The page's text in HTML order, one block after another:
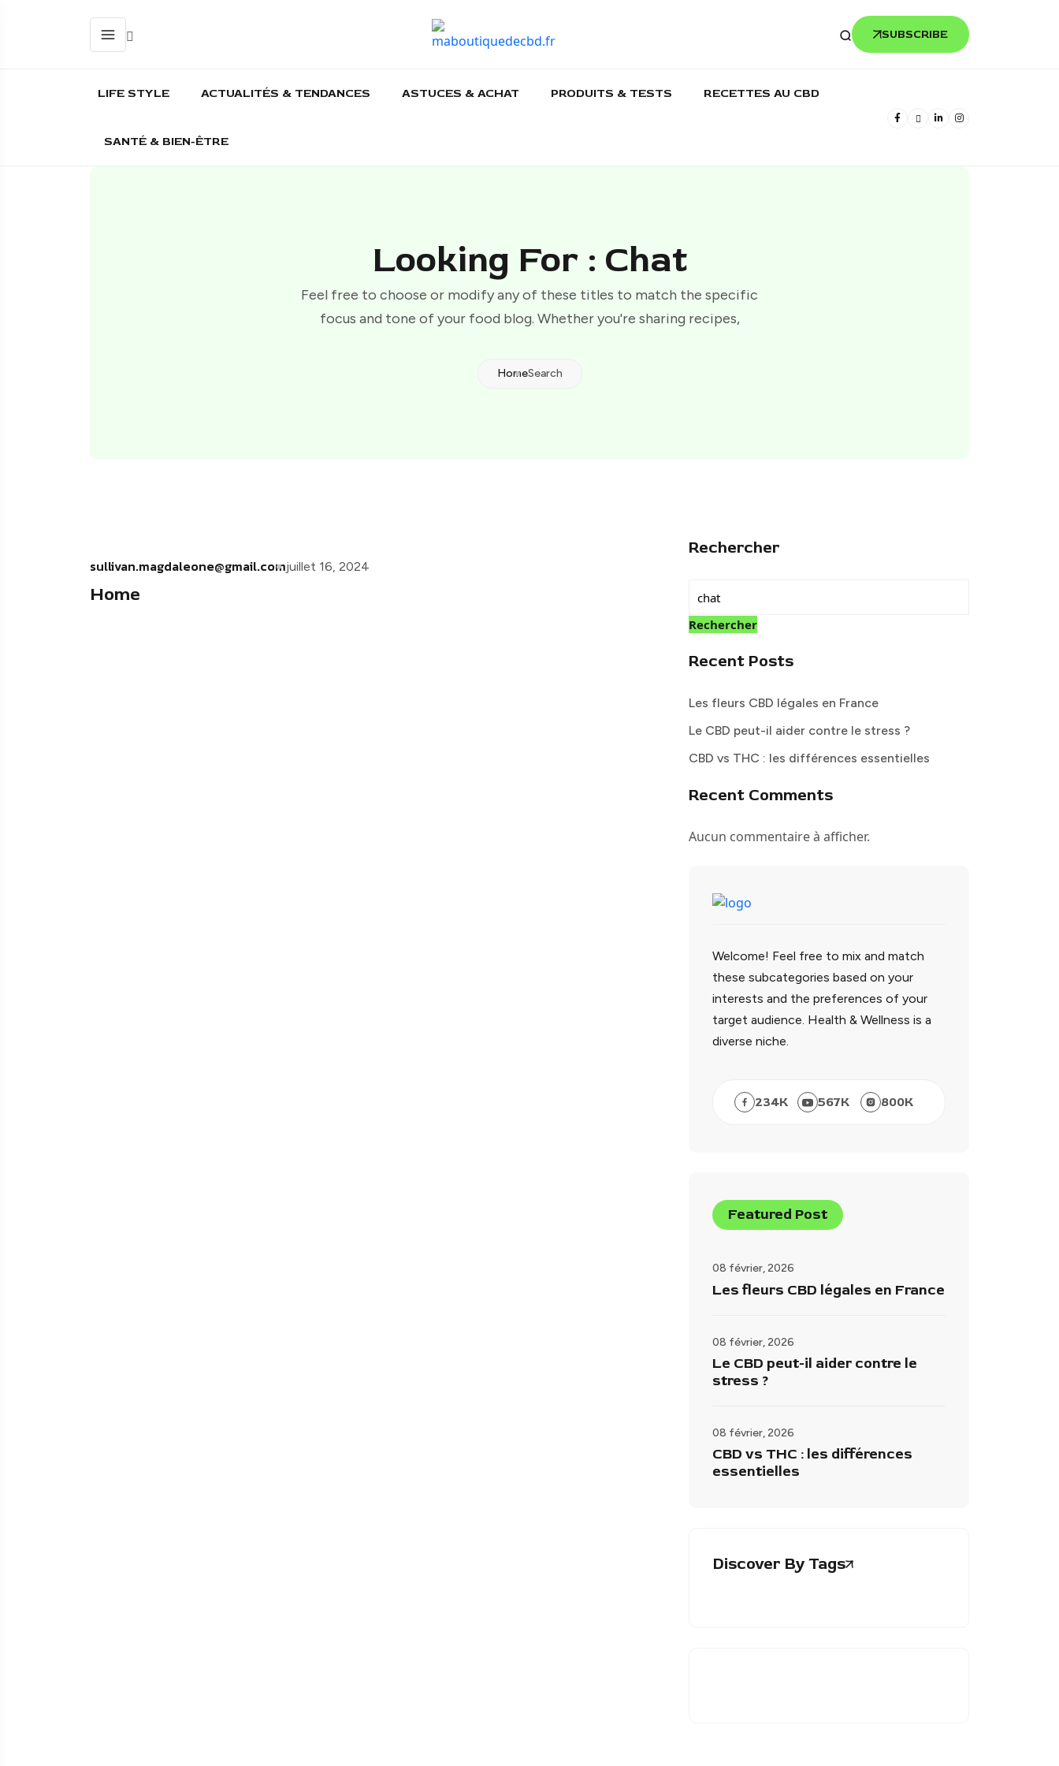
SUBSCRIBE
LIFE STYLE ACTUALITÉS & TENDANCES ASTUCES & ACHAT PRODUITS & TESTS RECETTES AU CBD
SANTÉ & BIEN-ÊTRE
Looking For : Chat
Feel free to choose or modify any of these titles to match the specific
focus and tone of your food blog. Whether you're sharing recipes,
HomeSearch
sullivan.magdaleone@gmail.comjuillet 16, 2024
Home
Rechercher
Rechercher
Recent Posts
Les fleurs CBD légales en France
Le CBD peut-il aider contre le stress ?
CBD vs THC : les différences essentielles
Recent Comments
Aucun commentaire à afficher.
Welcome! Feel free to mix and match
these subcategories based on your
interests and the preferences of your
target audience. Health & Wellness is a
diverse niche.
234K 567K 800K
Featured Post
08 février, 2026
Les fleurs CBD légales en France
08 février, 2026
Le CBD peut-il aider contre le
stress ?
08 février, 2026
CBD vs THC : les différences
essentielles
Discover By Tags